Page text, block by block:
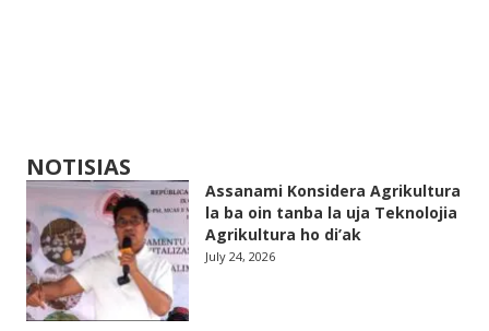
NOTISIAS
Assanami Konsidera Agrikultura
la ba oin tanba la uja Teknolojia
Agrikultura ho di’ak
July 24, 2026